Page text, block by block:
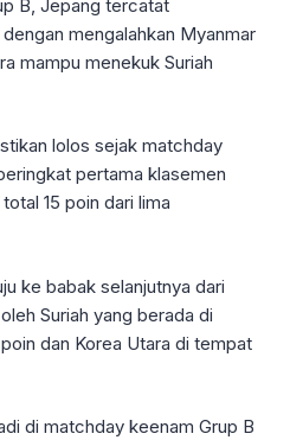
B, Jepang tercatat
mengalahkan Myanmar
mampu menekuk Suriah
lolos sejak matchday
pertama klasemen
15 poin dari lima
ke babak selanjutnya dari
Suriah yang berada di
dan Korea Utara di tempat
di matchday keenam Grup B